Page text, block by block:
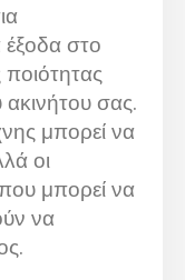
έξοδα στο
ακινήτου σας.
μπορεί να
οι
μπορεί να
να